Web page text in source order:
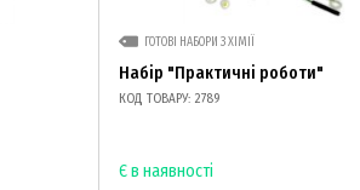
ГОТОВІ НАБОРИ З ХІМІЇ
Набір "Практичні роботи"
КОД ТОВАРУ: 2789
Є в наявності